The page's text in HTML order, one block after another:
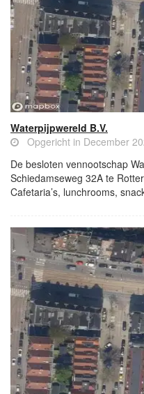
Waterpijpwereld B.V.
Opgericht in December
De besloten vennootschap
Schiedamseweg 32A te
Cafetaria’s, lunchrooms,